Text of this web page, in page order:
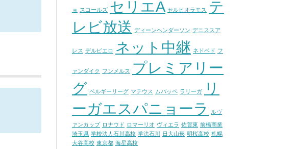
ョ スコールズ セリエA セルヒオラモス
テ
レビ放送 ディーンヘンダーソン デニススア
レス デルピエロ ネット中継 ネドベド フ
ァンダイク フンメルス
プレミアリー
グ ベルギーリーグ マテウス ムバッペ ラリーガ
リ
ーガエスパニョーラ
ルヴ
ァンカップ ロナウド ロマーリオ ヴィエラ 佐賀東 前橋商業
埼玉県 学校法人石川高校 学法石川 日大山形 明桜高校 札幌
大谷高校 東京都 海星高校